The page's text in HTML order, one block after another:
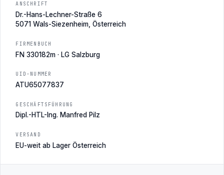
ANSCHRIFT
Dr.-Hans-Lechner-Straße 6
5071 Wals-Siezenheim, Österreich
FIRMENBUCH
FN 330182m · LG Salzburg
UID-NUMMER
ATU65077837
GESCHÄFTSFÜHRUNG
Dipl.-HTL-Ing. Manfred Pilz
VERSAND
EU-weit ab Lager Österreich